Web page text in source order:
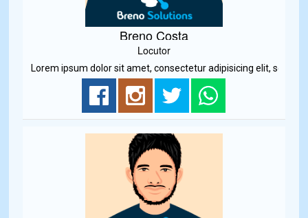
Breno Costa
Locutor
Lorem ipsum dolor sit amet, consectetur adipisicing elit, sed do